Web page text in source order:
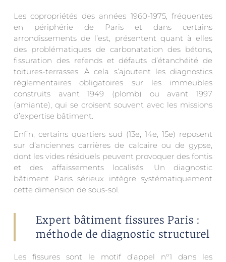
Les copropriétés des années 1960-1975, fréquentes
en périphérie de Paris et dans certains
arrondissements de l’est, présentent quant à elles
des problématiques de carbonatation des bétons,
fissuration des refends et défauts d’étanchéité de
toitures-terrasses. À cela s’ajoutent les diagnostics
réglementaires obligatoires sur les immeubles
construits avant 1949 (plomb) ou avant 1997
(amiante), qui se croisent souvent avec les missions
d’expertise bâtiment.
Enfin, certains quartiers sud (13e, 14e, 15e) reposent
sur d’anciennes carrières de calcaire ou de gypse,
dont les vides résiduels peuvent provoquer des fontis
et des affaissements localisés. Un diagnostic
bâtiment Paris sérieux intègre systématiquement
cette dimension de sous-sol.
Expert bâtiment fissures Paris :
méthode de diagnostic structurel
Les fissures sont le motif d’appel n°1 dans les